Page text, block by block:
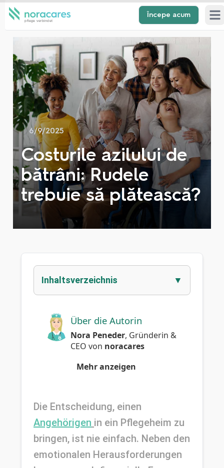
Începe acum
6/9/2025
Costurile azilului de
bătrâni: Rudele
trebuie să plătească?
Inhaltsverzeichnis
Über die Autorin
Nora Peneder, Gründerin &
CEO von noracares
Mehr anzeigen
Angehörigen in ein Pflegeheim zu
bringen, ist nie einfach. Neben den
emotionalen Herausforderungen